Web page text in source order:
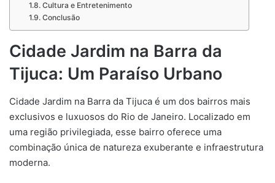
Cultura e Entretenimento
Conclusão
Cidade Jardim na Barra da
Tijuca: Um Paraíso Urbano
Cidade Jardim na Barra da Tijuca é um dos bairros mais
exclusivos e luxuosos do Rio de Janeiro. Localizado em
uma região privilegiada, esse bairro oferece uma
combinação única de natureza exuberante e infraestrutura
moderna.